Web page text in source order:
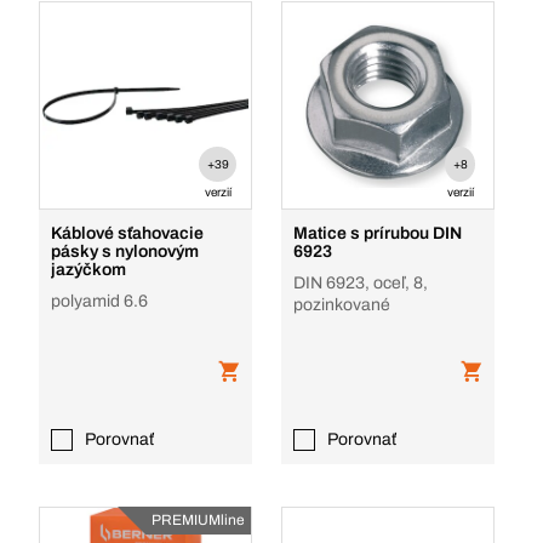
+39
verzií
Káblové sťahovacie
pásky s nylonovým
jazýčkom
polyamid 6.6
Porovnať
+8
verzií
Matice s prírubou DIN
6923
DIN 6923, oceľ, 8,
pozinkované
Porovnať
PREMIUMline